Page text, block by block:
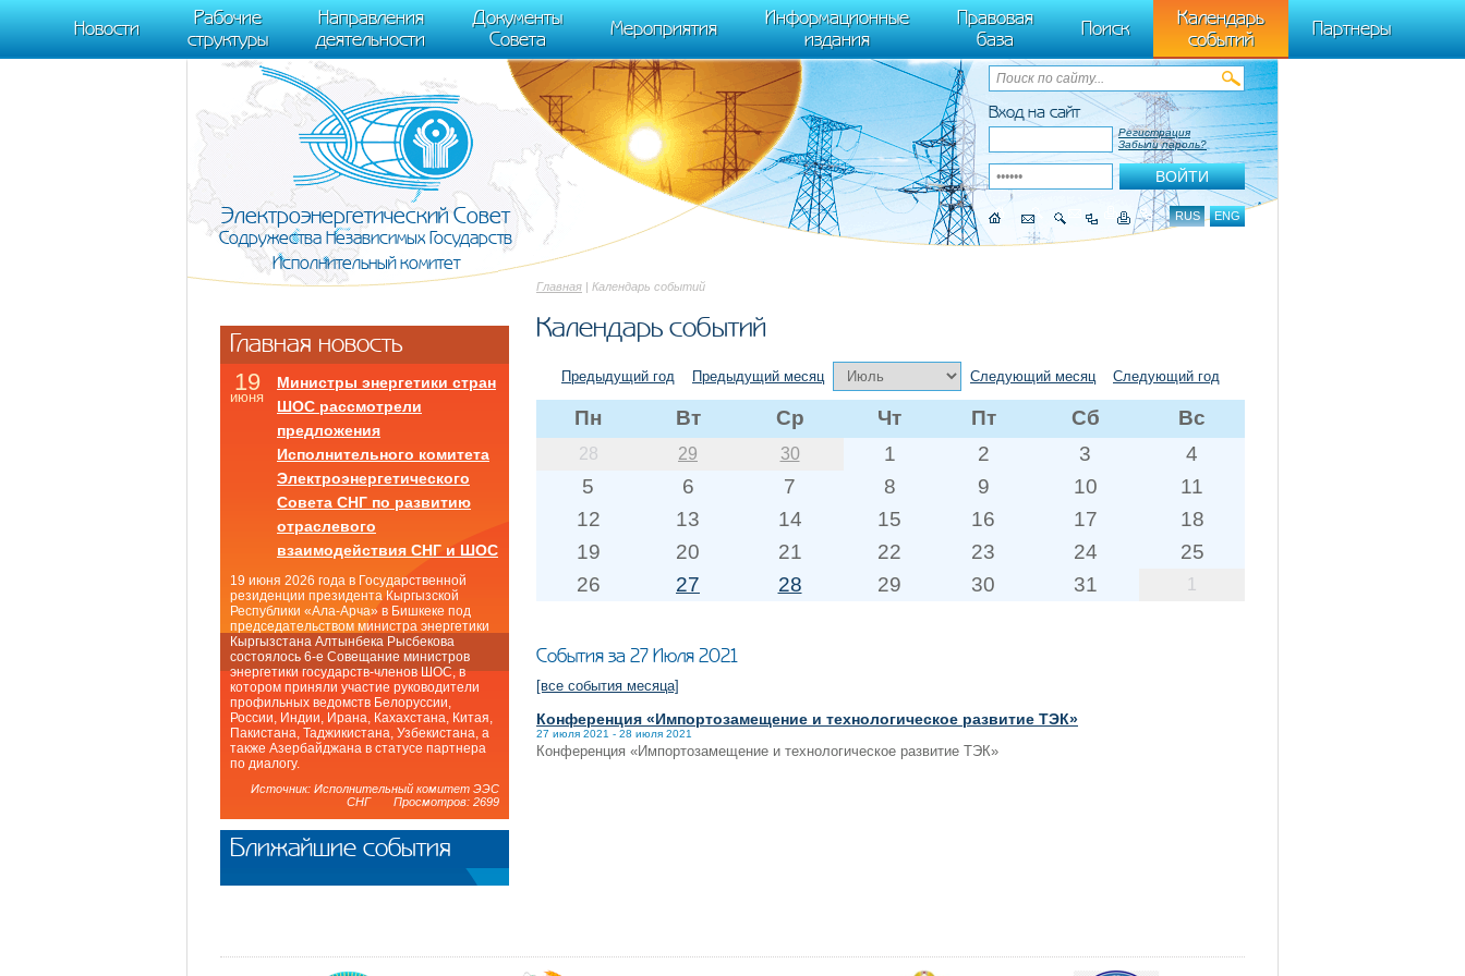
m[i].l=1*new Date(); for (var j = 0; j < document.scripts.length; j++) {if (document.scripts[j].src === r) { return; }} k=e.createElement(t),a=e.getElementsByTagName(t)[0],k.async=1,k.src=r,a.parentNode.insertBefore(k,a)}) (window,
document, "script", "https://mc.yandex.ru/metrika/tag.js", "ym"); ym(95911708, "init", { clickmap:true, trackLinks:true, accurateTrackBounce:true });
Новости
Рабочие
структуры
Направления
деятельности
Документы
Совета
Мероприятия
Информационные
издания
Правовая
база
Поиск
Календарь
событий
Партнеры
Вход на сайт
Регистрация
Забыли пароль?
RUS ENG
Электроэнергетический Совет
Содружества Независимых Государств
Исполнительный комитет
Главная | Календарь событий
Календарь событий
Предыдущий год Предыдущий месяц Следующий месяц Следующий год
Пн Вт Ср Чт Пт Сб Вс
28 29 30 1 2 3
4
5
6 7 8 9 10
11
12
13 14 15 16 17
18
19
20 21 22 23 24
25
26
27 28 29 30 31 1
События за 27 Июля 2021
[все события месяца]
Конференция «Импортозамещение и технологическое развитие ТЭК»
27 июля 2021 - 28 июля 2021
Конференция «Импортозамещение и технологическое развитие ТЭК»
Главная новость
19
июня
Министры энергетики стран
ШОС рассмотрели
предложения
Исполнительного комитета
Электроэнергетического
Совета СНГ по развитию
отраслевого
взаимодействия СНГ и ШОС
19 июня 2026 года в Государственной
резиденции президента Кыргызской
Республики «Ала-Арча» в Бишкеке под
председательством министра энергетики
Кыргызстана Алтынбека Рысбекова
состоялось 6-е Совещание министров
энергетики государств-членов ШОС, в
котором приняли участие руководители
профильных ведомств Белоруссии,
России, Индии, Ирана, Кахахстана, Китая,
Пакистана, Таджикистана, Узбекистана, а
также Азербайджана в статусе партнера
по диалогу.
Источник: Исполнительный комитет ЭЭС
СНГ Просмотров: 2699
Ближайшие события